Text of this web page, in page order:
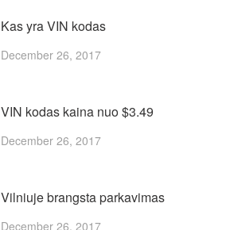
Kas yra VIN kodas
December 26, 2017
VIN kodas kaina nuo $3.49
December 26, 2017
Vilniuje brangsta parkavimas
December 26, 2017